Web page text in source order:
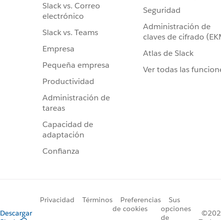
Slack vs. Correo
electrónico
Slack vs. Teams
Empresa
Pequeña empresa
Productividad
Administración de
tareas
Capacidad de
adaptación
Confianza
Seguridad
Administración de
claves de cifrado
Atlas de Slack
Ver todas las
Descargar
Privacidad Términos
Preferencias
de cookies
Sus
opciones
de